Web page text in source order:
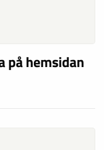
på hemsidan